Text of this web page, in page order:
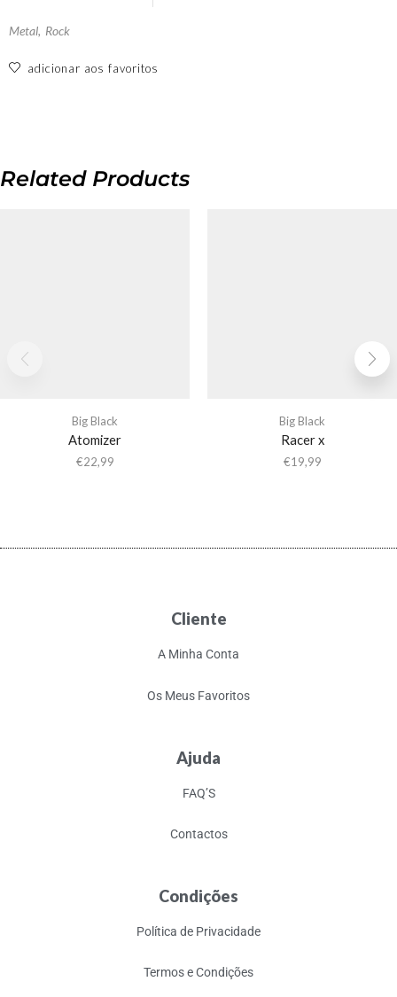
Metal, Rock
adicionar aos favoritos
Related Products
Big Black
Atomizer
€22,99
Big Black
Racer x
€19,99
Cliente
A Minha Conta
Os Meus Favoritos
Ajuda
FAQ’S
Contactos
Condições
Política de Privacidade
Termos e Condições